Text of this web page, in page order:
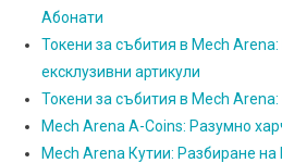
Абонати
Токени за събития в Mech Arena:
ексклузивни артикули
Токени за събития в Mech
Mech Arena A-Coins: Разумно
Mech Arena Кутии: Разбиране